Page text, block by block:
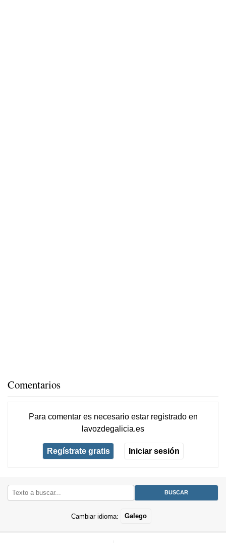
Comentarios
Para comentar es necesario estar registradoen
lavozdegalicia.es
Regístrate gratis Iniciar sesión
Cambiar idioma: Galego